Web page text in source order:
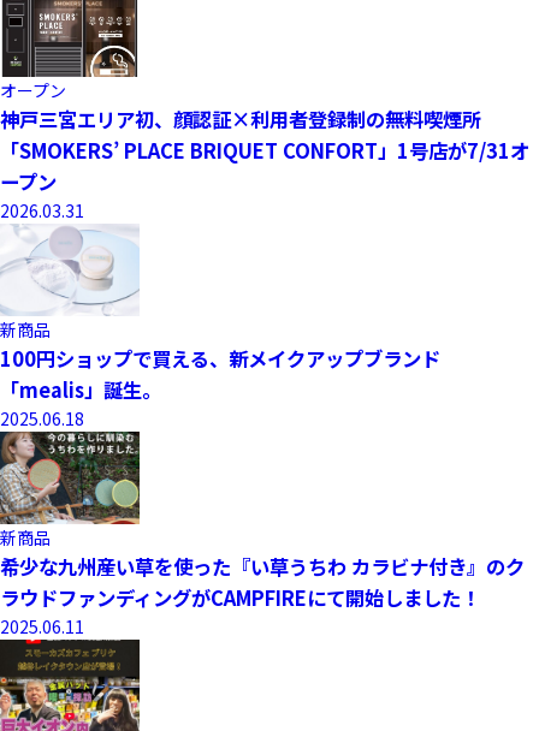
オープン
神戸三宮エリア初、顔認証×利用者登録制の無料喫煙所
「SMOKERS’ PLACE BRIQUET CONFORT」1号店が7/31オ
ープン
2026.03.31
新商品
100円ショップで買える、新メイクアップブランド
「mealis」誕生。
2025.06.18
新商品
希少な九州産い草を使った『い草うちわ カラビナ付き』のク
ラウドファンディングがCAMPFIREにて開始しました！
2025.06.11